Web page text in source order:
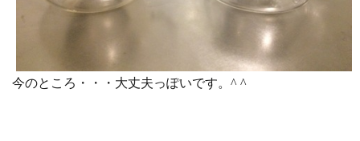
今のところ・・・大丈夫っぽいです。^ ^